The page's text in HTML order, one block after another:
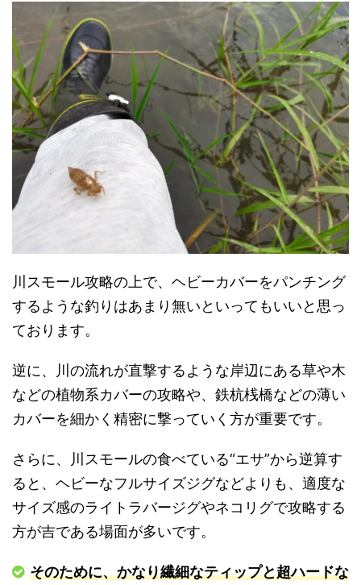
川スモール攻略の上で、ヘビーカバーをパンチング
するような釣りはあまり無いといってもいいと思っ
ております。
逆に、川の流れが直撃するような岸辺にある草や木
などの植物系カバーの攻略や、鉄杭桟橋などの薄い
カバーを細かく精密に撃っていく方が重要です。
さらに、川スモールの食べている“エサ”から逆算す
ると、ヘビーなフルサイズジグなどよりも、適度な
サイズ感のライトラバージグやネコリグで攻略する
方が吉である場面が多いです。
そのために、かなり繊細なティップと超ハードな